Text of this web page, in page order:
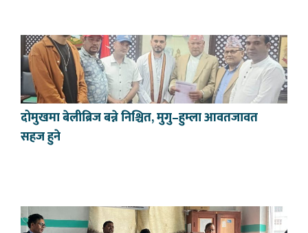
दोमुखमा बेलीब्रिज बन्ने निश्चित, मुगु–हुम्ला आवतजावत
सहज हुने